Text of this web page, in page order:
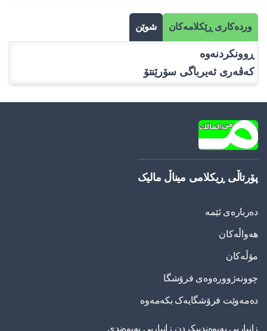
وردەکاری ڕێکلامەکان شوێن
ڕوونکردنەوە
کەڤەری ئەیرباگی سۆرێنتۆ
پۆرتاڵی ڕیکلامی میناڵ مالیک
دەربارەی ئێمە
هەواڵەکان
مۆڵەکان
چوونەژوورەوەی فرۆشگا
دەمەوێت فرۆشگایەک بکەمەوە